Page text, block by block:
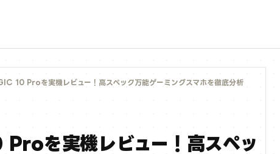
10 Proを実機レビュー！高スペック万能ゲーミングスマホを徹底分析
を実機レビュー！高スペッ